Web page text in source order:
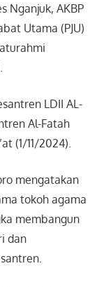
Nganjuk, AKBP
Utama (PJU)
LDII AL-
Al-Fatah
(1/11/2024).
mengatakan
tokoh agama
membangun
dan